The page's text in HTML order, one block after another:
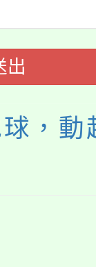
結果(
度第
結果(
學推廣
分析基
導中心
、社會
出
球，